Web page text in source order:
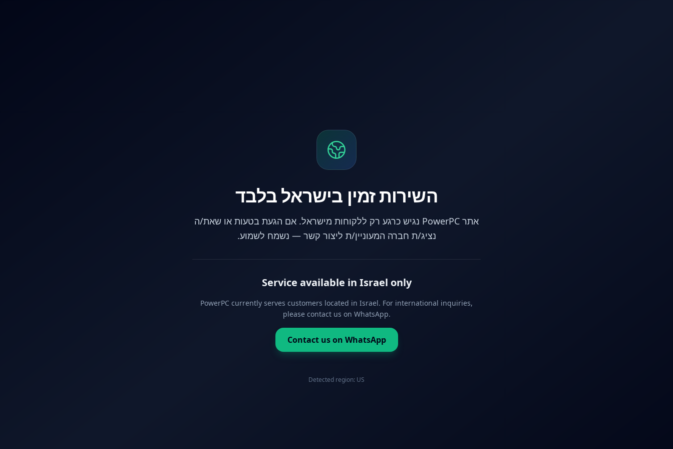
השירות זמין בישראל בלבד
אתר PowerPC נגיש כרגע רק ללקוחות מישראל. אם הגעת בטעות או שאת/ה
נציג/ת חברה המעוניין/ת ליצור קשר — נשמח לשמוע.
Service available in Israel only
PowerPC currently serves customers located in Israel. For international inquiries,
please contact us on WhatsApp.
Contact us on WhatsApp
Detected region: US